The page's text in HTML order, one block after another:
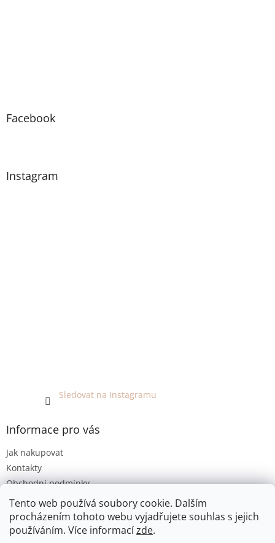
Tento web používá soubory cookie. Dalším
procházením tohoto webu vyjadřujete souhlas s jejich
používáním. Více informacízde.
Facebook
Instagram
Sledovat na Instagramu
Informace pro vás
Jak nakupovat
Kontakty
Obchodní podmínky
Podmínky ochrany osobních údajů